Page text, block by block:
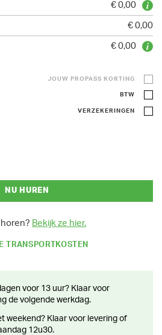
€ 0,00
€ 0,00
€ 0,00
JOUW PROPASS KORTING
BTW
VERZEKERINGEN
NU HUREN
Bekijk ze hier.
TRANSPORTKOSTEN
de volgende werkdag.
12u30.